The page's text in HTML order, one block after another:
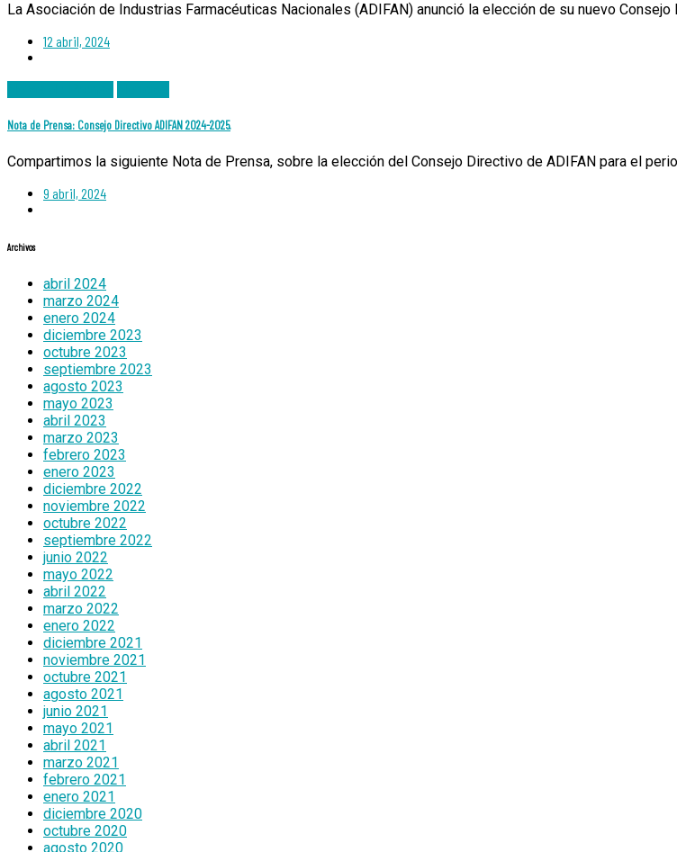
La Asociación de Industrias Farmacéuticas Nacionales (ADIFAN) anunció la elección de su nuevo
12 abril, 2024
Nota de Prensa: Consejo Directivo ADIFAN 2024-2025.
Compartimos la siguiente Nota de Prensa, sobre la elección del Consejo Directivo de ADIFAN para el
9 abril, 2024
Archivos
abril 2024
marzo 2024
enero 2024
diciembre 2023
octubre 2023
septiembre 2023
agosto 2023
mayo 2023
abril 2023
marzo 2023
febrero 2023
enero 2023
diciembre 2022
noviembre 2022
octubre 2022
septiembre 2022
junio 2022
mayo 2022
abril 2022
marzo 2022
enero 2022
diciembre 2021
noviembre 2021
octubre 2021
agosto 2021
junio 2021
mayo 2021
abril 2021
marzo 2021
febrero 2021
enero 2021
diciembre 2020
octubre 2020
agosto 2020